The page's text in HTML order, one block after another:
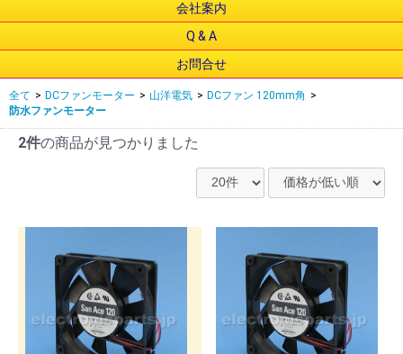
会社案内
Q & A
お問合せ
全て > DCファンモーター > 山洋電気 > DCファン 120mm角 >
防水ファンモーター
2件の商品が見つかりました